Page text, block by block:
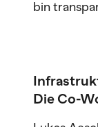
bin
Die Co-